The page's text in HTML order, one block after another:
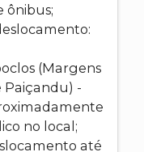
ônibus;
(Margens
Paiçandu) -
no local;
até